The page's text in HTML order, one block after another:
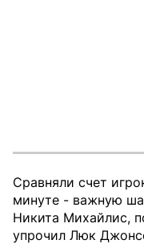
Сравняли счет
минуте - важную
Никита Михайлис,
упрочил Люк